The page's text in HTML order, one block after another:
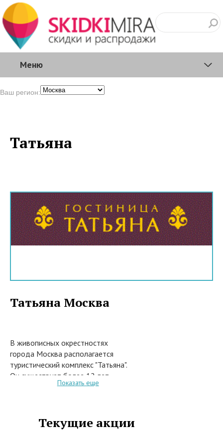
Меню
Ваш регион:
Татьяна
Татьяна Москва
В живописных окрестностях
города Москва располагается
туристический комплекс "Татьяна".
Он существует более 12 лет,
радуя отдыхающих всех
Комплекс предоставляет
множество полезных процедур,
Показать еще
Текущие акции